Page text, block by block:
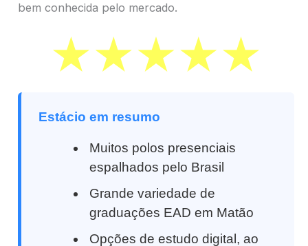
bem conhecida pelo mercado.
Estácio em resumo
Muitos polos presenciais
espalhados pelo Brasil
Grande variedade de
graduações EAD em Matão
Opções de estudo digital, ao